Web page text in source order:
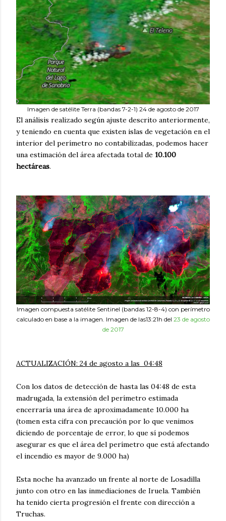
Imagen de satélite Terra (bandas 7-2-1) 24 de agosto de 2017
El análisis realizado según ajuste descrito anteriormente,
y teniendo en cuenta que existen islas de vegetación en el
interior del perímetro no contabilizadas, podemos hacer
una estimación del área afectada total de 10.100
hectáreas.
Imagen compuesta satélite Sentinel (bandas 12-8-4) con perímetro
calculado en base a la imagen. Imagen de las13:21h del 23 de agosto
de 2017
ACTUALIZACIÓN: 24 de agosto a las 04:48
Con los datos de detección de hasta las 04:48 de esta
madrugada, la extensión del perímetro estimada
encerraría una área de aproximadamente 10.000 ha
(tomen esta cifra con precaución por lo que venimos
diciendo de porcentaje de error, lo que sí podemos
asegurar es que el área del perímetro que está afectando
el incendio es mayor de 9.000 ha)
Esta noche ha avanzado un frente al norte de Losadilla
junto con otro en las inmediaciones de Iruela. También
ha tenido cierta progresión el frente con dirección a
Truchas.